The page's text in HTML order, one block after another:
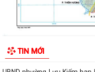
TIN MỚI
CÔNG AN PHƯỜNG LƯU
TẠO VIDEO CLIP "TỔ QUỐC
dịch trên địa bàn phường Lưu